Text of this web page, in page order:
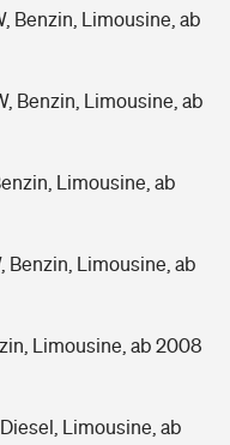
Benzin, Limousine, ab
Benzin, Limousine, ab
Limousine, ab
Benzin, Limousine, ab
Limousine, ab 2008
Limousine, ab